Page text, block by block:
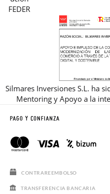
Silmares Inversiones S.L. ha
Mentoring y Apoyo a la
PAGO Y CONFIANZA
CONTRAREEMBOLSO
TRANSFERENCIA BANCARIA